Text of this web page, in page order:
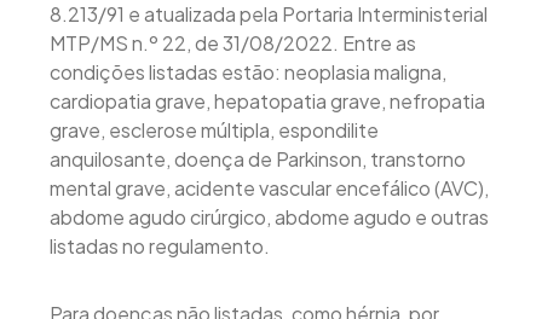
8.213/91 e atualizada pela Portaria Interministerial
MTP/MS n.º 22, de 31/08/2022. Entre as
condições listadas estão: neoplasia maligna,
cardiopatia grave, hepatopatia grave, nefropatia
grave, esclerose múltipla, espondilite
anquilosante, doença de Parkinson, transtorno
mental grave, acidente vascular encefálico (AVC),
abdome agudo cirúrgico, abdome agudo e outras
listadas no regulamento.